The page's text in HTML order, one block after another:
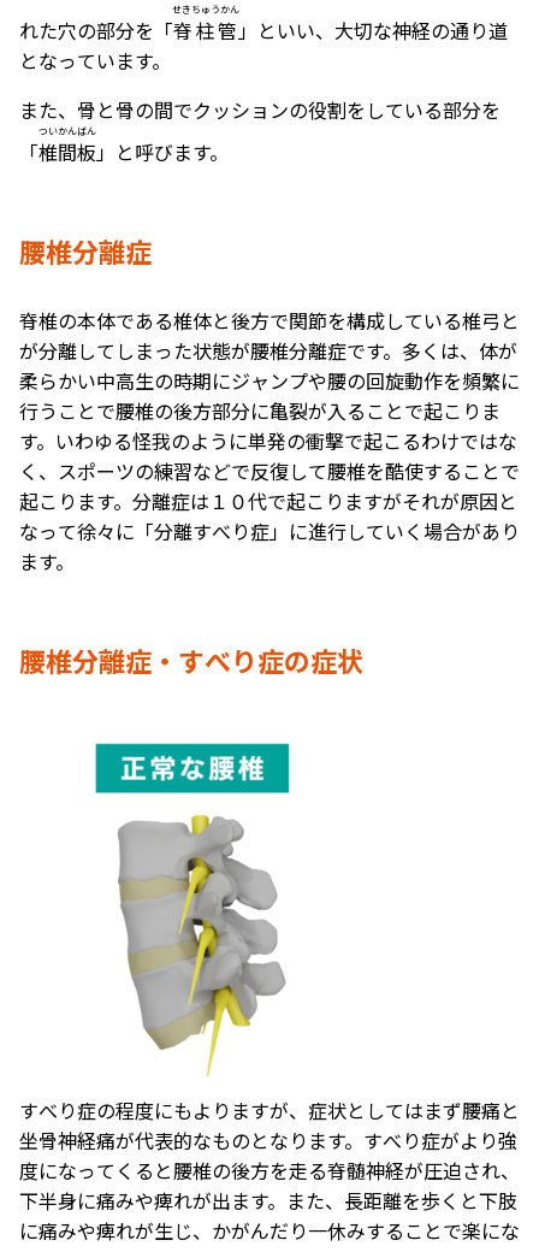
れた穴の部分を「脊柱管
せきちゅうかん
」といい、大切な神経の通り道
となっています。
また、骨と骨の間でクッションの役割をしている部分を
「椎間板
ついかんばん
」と呼びます。
腰椎分離症
脊椎の本体である椎体と後方で関節を構成している椎弓と
が分離してしまった状態が腰椎分離症です。多くは、体が
柔らかい中高生の時期にジャンプや腰の回旋動作を頻繁に
行うことで腰椎の後方部分に亀裂が入ることで起こりま
す。いわゆる怪我のように単発の衝撃で起こるわけではな
く、スポーツの練習などで反復して腰椎を酷使することで
起こります。分離症は１０代で起こりますがそれが原因と
なって徐々に「分離すべり症」に進行していく場合があり
ます。
腰椎分離症・すべり症の症状
すべり症の程度にもよりますが、症状としてはまず腰痛と
坐骨神経痛が代表的なものとなります。すべり症がより強
度になってくると腰椎の後方を走る脊髄神経が圧迫され、
下半身に痛みや痺れが出ます。また、長距離を歩くと下肢
に痛みや痺れが生じ、かがんだり一休みすることで楽にな